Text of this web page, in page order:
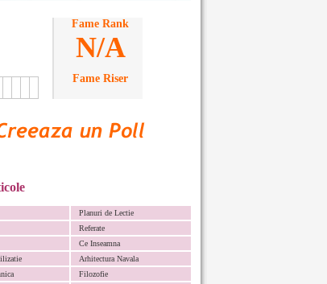
Fame Rank
N/A
Fame Riser
Planuri de Lectie
Referate
Ce Inseamna
Arhitectura Navala
Filozofie